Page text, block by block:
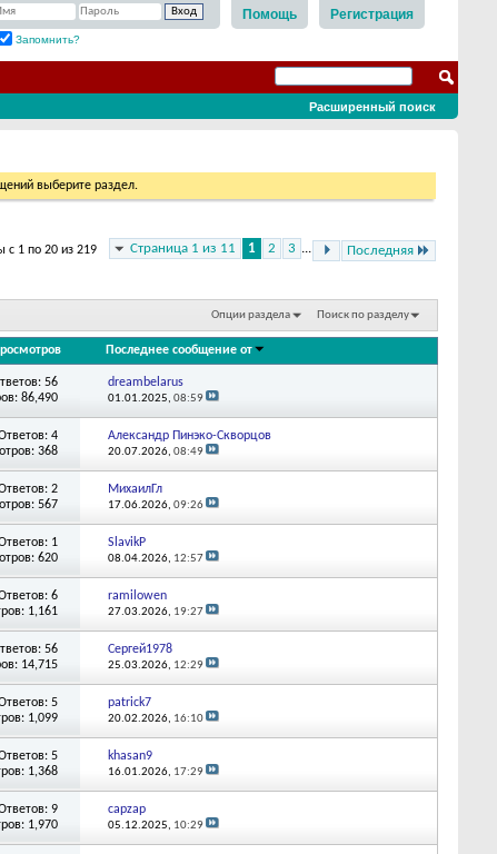
Регистрация
Помощь
Запомнить?
Расширенный поиск
выберите раздел.
Страница 1 из 11 1 2 3 ... Последняя
с 1 по 20 из 219
Опции раздела Поиск по разделу
Последнее сообщение от
56
86,490
dreambelarus
01.01.2025, 08:59
4
368
Александр Пинэко-Скворцов
20.07.2026, 08:49
2
567
МихаилГл
17.06.2026, 09:26
1
620
SlavikP
08.04.2026, 12:57
6
1,161
ramilowen
27.03.2026, 19:27
56
14,715
Сергей1978
25.03.2026, 12:29
5
1,099
patrick7
20.02.2026, 16:10
5
1,368
khasan9
16.01.2026, 17:29
9
1,970
capzap
05.12.2025, 10:29